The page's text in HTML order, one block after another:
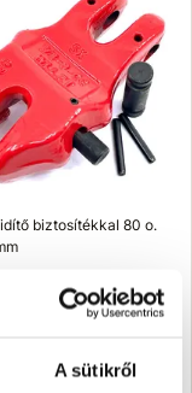
A sütikről
biztosítékkal 80 o.
(T): 5,3 T